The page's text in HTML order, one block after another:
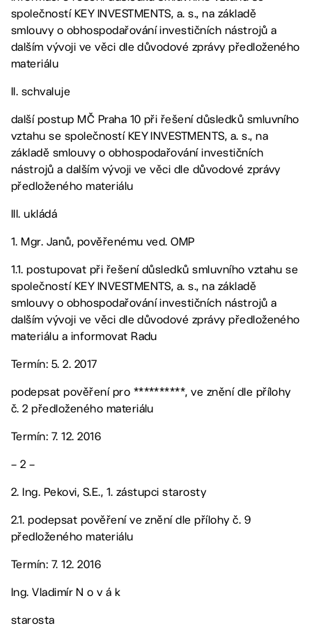
společností KEY INVESTMENTS, a. s., na základě
smlouvy o obhospodařování investičních nástrojů a
dalším vývoji ve věci dle důvodové zprávy předloženého
materiálu
II. schvaluje
další postup MČ Praha 10 při řešení důsledků smluvního
vztahu se společností KEY INVESTMENTS, a. s., na
základě smlouvy o obhospodařování investičních
nástrojů a dalším vývoji ve věci dle důvodové zprávy
předloženého materiálu
III. ukládá
1. Mgr. Janů, pověřenému ved. OMP
1.1. postupovat při řešení důsledků smluvního vztahu se
společností KEY INVESTMENTS, a. s., na základě
smlouvy o obhospodařování investičních nástrojů a
dalším vývoji ve věci dle důvodové zprávy předloženého
materiálu a informovat Radu
Termín: 5. 2. 2017
podepsat pověření pro **********, ve znění dle přílohy
č. 2 předloženého materiálu
Termín: 7. 12. 2016
– 2 –
2. Ing. Pekovi, S.E., 1. zástupci starosty
2.1. podepsat pověření ve znění dle přílohy č. 9
předloženého materiálu
Termín: 7. 12. 2016
Ing. Vladimír N o v á k
starosta